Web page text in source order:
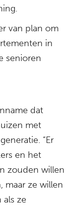
van plan om
in
senioren
dat
met
“Er
en het
zouden willen
maar ze willen
ze